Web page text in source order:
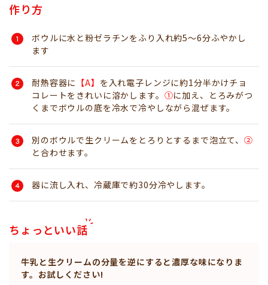
作り方
ボウルに水と粉ゼラチンをふり入れ約5～6分ふやかし
ます
耐熱容器に 【A】 を入れ電子レンジに約1分半かけチョ
コレートをきれいに溶かします。 ➀に加え、とろみがつ
くまでボウルの底を冷水で冷やしながら混ぜます。
別のボウルで生クリームをとろりとするまで泡立て、②
と合わせます。
器に流し入れ、冷蔵庫で約30分冷やします。
ちょっといい話
牛乳と生クリームの分量を逆にすると濃厚な味になりま
す。お試しください!